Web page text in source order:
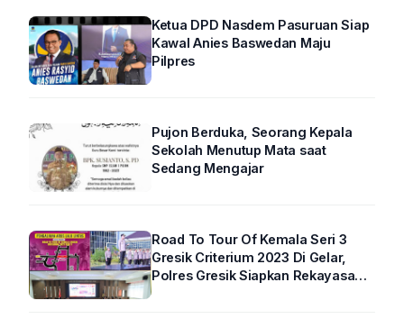
Ketua DPD Nasdem Pasuruan Siap
Kawal Anies Baswedan Maju
Pilpres
Pujon Berduka, Seorang Kepala
Sekolah Menutup Mata saat
Sedang Mengajar
Road To Tour Of Kemala Seri 3
Gresik Criterium 2023 Di Gelar,
Polres Gresik Siapkan Rekayasa